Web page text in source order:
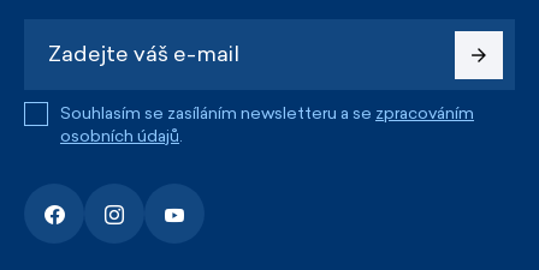
Souhlasím se zasíláním newsletteru a se zpracováním
osobních údajů.